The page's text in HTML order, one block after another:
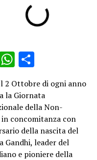
WhatsApp
Condividi
2 Ottobre di ogni anno
la Giornata
della Non-
concomitanza con
della nascita del
Gandhi, leader del
e pioniere della